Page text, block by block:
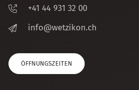
+41 44 931 32 00
nf
w tz k n ch
ÖFFNUNGSZEITEN